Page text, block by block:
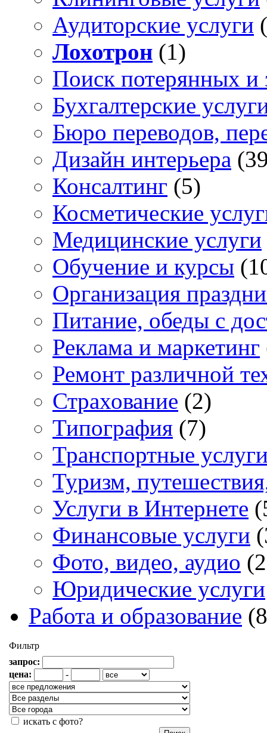
Аудиторские услуги
Лохотрон (1)
Поиск потерянных
Бухгалтерские
Бюро переводов,
Дизайн интерьера
Консалтинг (5)
Косметические
Медицинские услуги
Обучение и курсы
Организация
Питание, обеды с
Реклама и маркетинг
Ремонт различной
Страхование (2)
Типография (7)
Транспортные
Туризм,
Услуги в Интернете
Финансовые услуги
Фото, видео, аудио
Юридические услуги
Работа и образование
Фильтр
запрос:
цена:
-
искать с фото?